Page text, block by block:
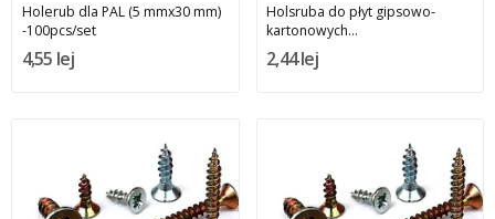
Holerub dla PAL (5 mmx30 mm)
-100pcs/set
4,55 lej
Holsruba do płyt gipsowo-
kartonowych...
2,44 lej